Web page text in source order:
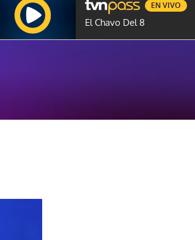
NOVELAS GENTE TVN
El Chavo Del 8
EN VIVO